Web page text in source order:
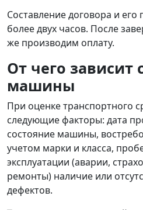
Составление договора и
более двух часов. После
же производим оплату.
От чего зависит
машины
При оценке транспортного
следующие факторы: дата
состояние машины,
учетом марки и класса,
эксплуатации (аварии,
ремонты) наличие или
дефектов.